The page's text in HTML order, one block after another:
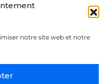
notre site web et notre